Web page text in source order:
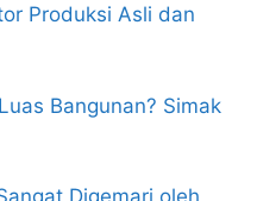
Produksi Asli dan
Bangunan? Simak